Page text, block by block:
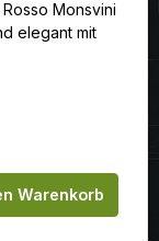
Monsvini
elegant mit
Warenkorb